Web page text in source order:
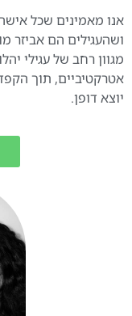
אנו מאמינים שכל
ושהעגילים הם אביזר
מגוון רחב של עגילי
אטרקטיביים, תוך
יוצא דופן.